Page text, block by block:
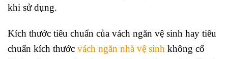
khi sử dụng.
Kích thước tiêu chuẩn của vách ngăn vệ sinh hay tiêu
chuẩn kích thước vách ngăn nhà vệ sinh không cố